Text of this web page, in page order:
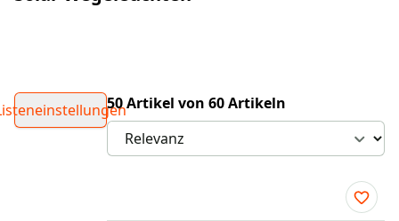
50 Artikel von 60 Artikeln